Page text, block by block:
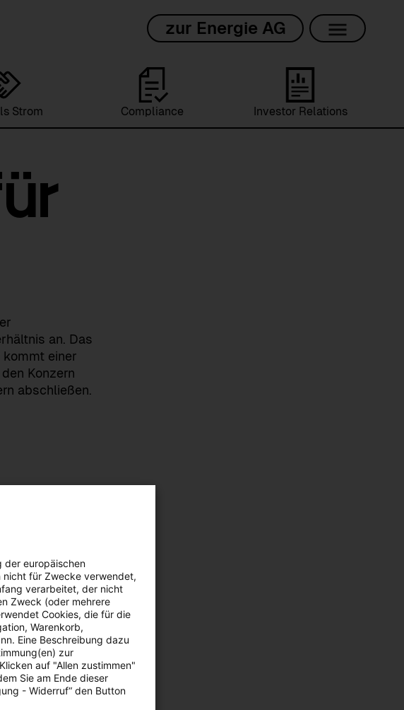
zur Energie AG
Strom Compliance Investor Relations
an. Das
einer
Konzern
abschließen.
sind,
Digital Solutions
der europäischen
nicht für Zwecke verwendet,
verarbeitet, der nicht
Zweck (oder mehrere
Cookies, die für die
Warenkorb,
Eine Beschreibung dazu
zur
auf "Allen zustimmen"
Sie am Ende dieser
- Widerruf“ den Button